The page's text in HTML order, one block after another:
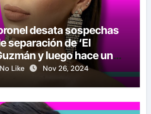
desata sospechas
separación de ‘El
y luego hace un
Like Nov 26, 2024